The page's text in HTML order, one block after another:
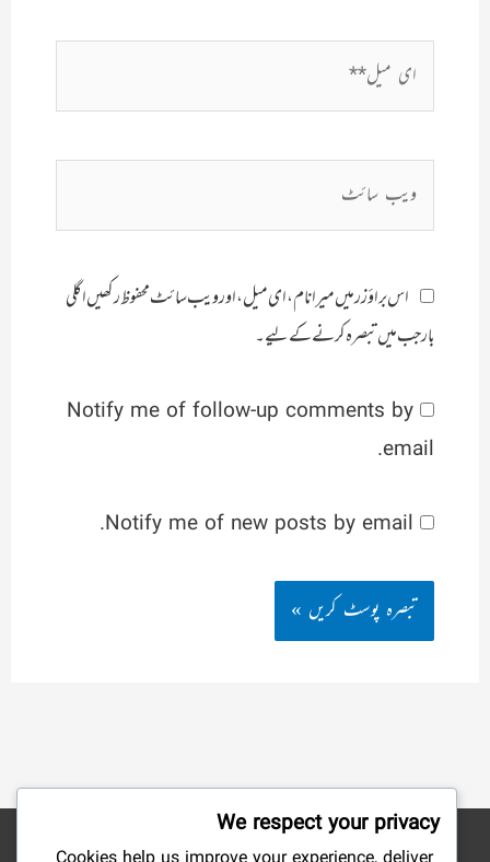
میل**
اس براؤزر میں میرا نام، ای میل، اور ویب سائٹ محفوظ رکھیں اگلی
بار جب میں تبصرہ کرنے کےلیے۔
Notify me of follow-up comments by
email.
Notify me of new posts by email.
We respect your privacy